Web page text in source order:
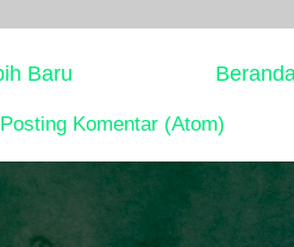
Baru
Posting Komentar (Atom)